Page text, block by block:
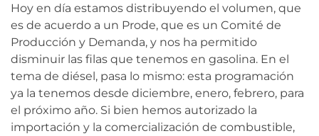
Hoy en día estamos distribuyendo el volumen, que
es de acuerdo a un Prode, que es un Comité de
Producción y Demanda, y nos ha permitido
disminuir las filas que tenemos en gasolina. En el
tema de diésel, pasa lo mismo: esta programación
ya la tenemos desde diciembre, enero, febrero, para
el próximo año. Si bien hemos autorizado la
importación y la comercialización de combustible,